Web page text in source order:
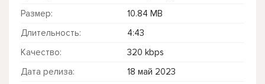
Размер:
10.84 MB
Длительность:
4:43
Качество:
320 kbps
Дата релиза:
18 май 2023